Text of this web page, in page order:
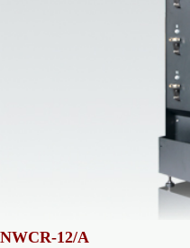
NWCR-12/A